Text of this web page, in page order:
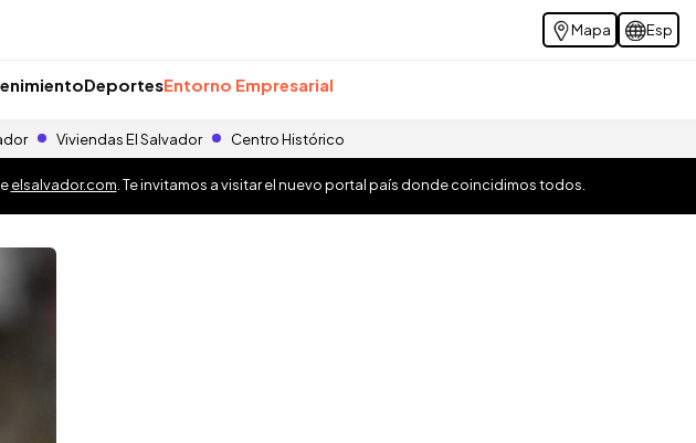
Mapa Esp
DeportesEntorno Empresarial
Viviendas El Salvador Centro Histórico
elsalvador.com . Te invitamos a visitar el nuevo portal país donde coincidimos todos.